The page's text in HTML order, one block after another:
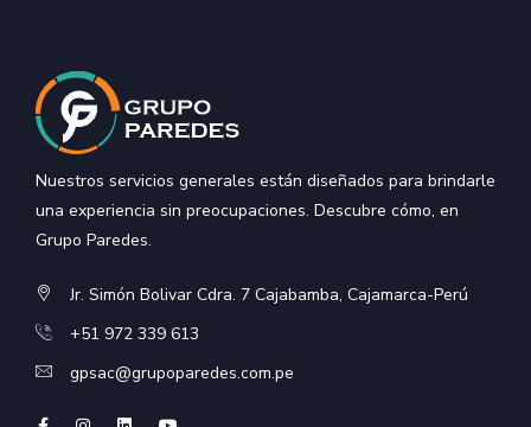
Nuestros servicios generales están diseñados para brindarle
una experiencia sin preocupaciones. Descubre cómo, en
Grupo Paredes.
Jr. Simón Bolivar Cdra. 7 Cajabamba, Cajamarca-Perú
+51 972 339 613
gpsac@grupoparedes.com.pe